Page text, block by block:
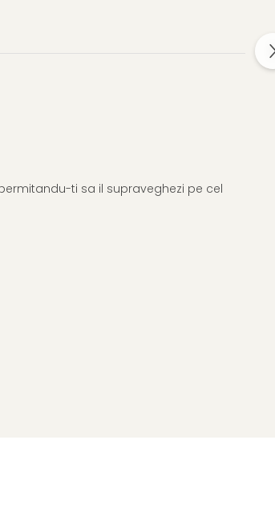
ti sa il supraveghezi pe cel